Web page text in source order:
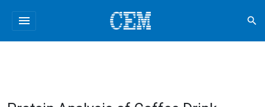
menu search